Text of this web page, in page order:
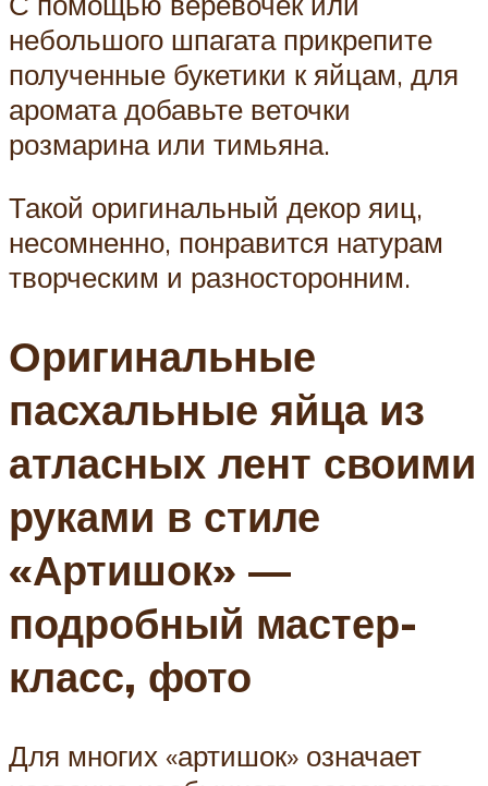
небольшого шпагата прикрепите
полученные букетики к яйцам, для
аромата добавьте веточки
розмарина или тимьяна.
Такой оригинальный декор яиц,
несомненно, понравится натурам
творческим и разносторонним.
Оригинальные
пасхальные яйца из
атласных лент своими
руками в стиле
«Артишок» —
подробный мастер-
класс, фото
Для многих «артишок» означает